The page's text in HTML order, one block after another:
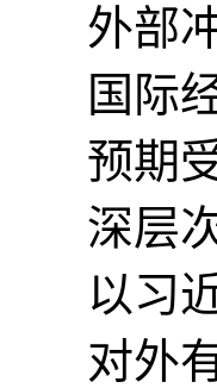
外部
国际
预期
深层
以习
对外